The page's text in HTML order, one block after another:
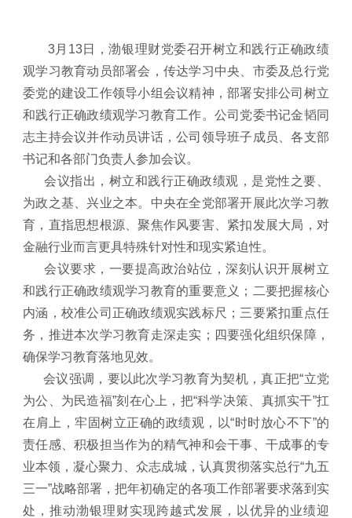
3月13日，渤银理财党委召开树立和践行正确政绩
观学习教育动员部署会，传达学习中央、市委及总行党
委党的建设工作领导小组会议精神，部署安排公司树立
和践行正确政绩观学习教育工作。公司党委书记金韬同
志主持会议并作动员讲话，公司领导班子成员、各支部
书记和各部门负责人参加会议。
会议指出，树立和践行正确政绩观，是党性之要、
为政之基、兴业之本。中央在全党部署开展此次学习教
育，直指思想根源、聚焦作风要害、紧扣发展大局，对
金融行业而言更具特殊针对性和现实紧迫性。
会议要求，一要提高政治站位，深刻认识开展树立
和践行正确政绩观学习教育的重要意义；二要把握核心
内涵，校准公司正确政绩观实践标尺；三要紧扣重点任
务，推进本次学习教育走深走实；四要强化组织保障，
确保学习教育落地见效。
会议强调，要以此次学习教育为契机，真正把“立党
为公、为民造福”刻在心上，把“科学决策、真抓实干”扛
在肩上，牢固树立正确的政绩观，以“时时放心不下”的
责任感、积极担当作为的精气神和会干事、干成事的专
业本领，凝心聚力、众志成城，认真贯彻落实总行“九五
三一”战略部署，把年初确定的各项工作部署要求落到实
处，推动渤银理财实现跨越式发展，以优异的业绩迎